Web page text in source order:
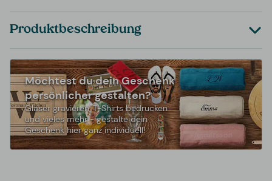
Produktbeschreibung
Möchtest du dein Geschenk
persönlicher gestalten?
Gläser gravieren, T-Shirts bedrucken
und vieles mehr - gestalte dein
Geschenk hier ganz individuell!